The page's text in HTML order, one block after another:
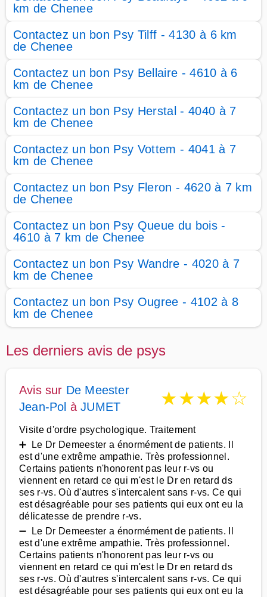
km de Chenee
Contactez un bon Psy Tilff - 4130 à 6 km
de Chenee
Contactez un bon Psy Bellaire - 4610 à 6
km de Chenee
Contactez un bon Psy Herstal - 4040 à 7
km de Chenee
Contactez un bon Psy Vottem - 4041 à 7
km de Chenee
Contactez un bon Psy Fleron - 4620 à 7 km
de Chenee
Contactez un bon Psy Queue du bois -
4610 à 7 km de Chenee
Contactez un bon Psy Wandre - 4020 à 7
km de Chenee
Contactez un bon Psy Ougree - 4102 à 8
km de Chenee
Les derniers avis de psys
Avis sur De Meester
Jean-Pol àJUMET ★★★★☆
Visite d'ordre psychologique. Traitement
➕ Le Dr Demeester a énormément de patients. Il
est d'une extrême ampathie. Très professionnel.
Certains patients n'honorent pas leur r-vs ou
viennent en retard ce qui m'est le Dr en retard ds
ses r-vs. Où d'autres s'intercalent sans r-vs. Ce qui
est désagréable pour ses patients qui eux ont eu la
délicatesse de prendre r-vs.
➖ Le Dr Demeester a énormément de patients. Il
est d'une extrême ampathie. Très professionnel.
Certains patients n'honorent pas leur r-vs ou
viennent en retard ce qui m'est le Dr en retard ds
ses r-vs. Où d'autres s'intercalent sans r-vs. Ce qui
est désagréable pour ses patients qui eux ont eu la